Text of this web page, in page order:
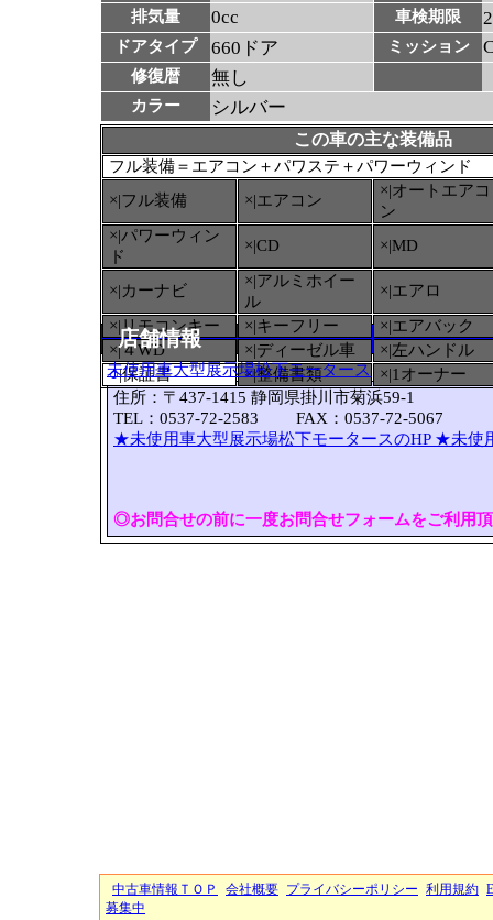
排気量 0cc 車検期限
ドアタイプ 660ドア ミッション
修復暦 無し
カラー シルバー
この車の主な装備品
フル装備＝エアコン＋パワステ＋パワーウィンド
×|フル装備
×|エアコン
×|オートエアコ
ン
×|パワーウィン
ド
×|CD ×|MD
×|カーナビ
×|アルミホイー
ル
×|エアロ
×|リモコンキー
×|キーフリー
×|エアバック
×|４WD
×|ディーゼル車
×|左ハンドル
○|保証書 ×|整備書類 ×|1オーナー
店舗情報
未使用車大型展示場松下モータース
住所：〒437-1415 静岡県掛川市菊浜59-1
TEL：0537-72-2583 FAX：0537-72-5067
★未使用車大型展示場松下モータースのHP ★未使
◎お問合せの前に一度お問合せフォームをご利用
中古車情報ＴＯＰ 会社概要 プライバシーポリシー 利用規約
募集中